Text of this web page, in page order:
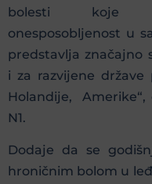
bolesti koje
onesposobljenost u
predstavlja značajno
i za razvijene države
Holandije,
N1.
Dodaje da se
hroničnim bolom u